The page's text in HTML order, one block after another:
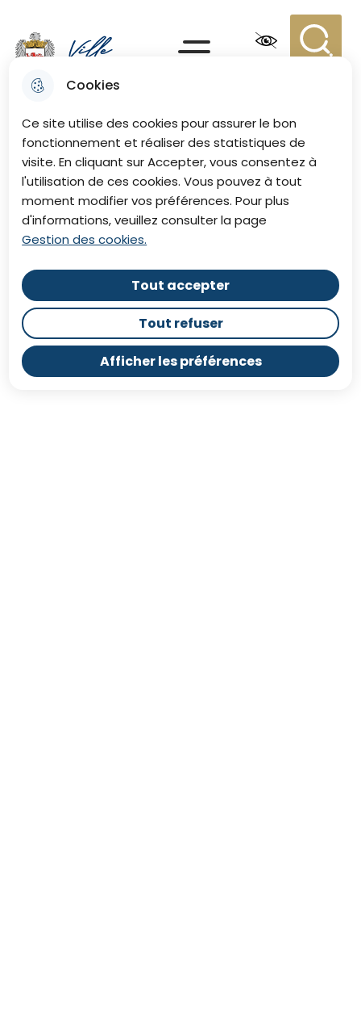
Cookies
Ce site utilise des cookies pour assurer le bon
fonctionnement et réaliser des statistiques de
visite. En cliquant sur Accepter, vous consentez à
l'utilisation de ces cookies. Vous pouvez à tout
moment modifier vos préférences. Pour plus
d'informations, veuillez consulter la page
Gestion des cookies.
Afficher les préférences
Tout accepter
Tout refuser
menu
recherche
principal
Consulter
le plan du
site
Menu principal
Menu